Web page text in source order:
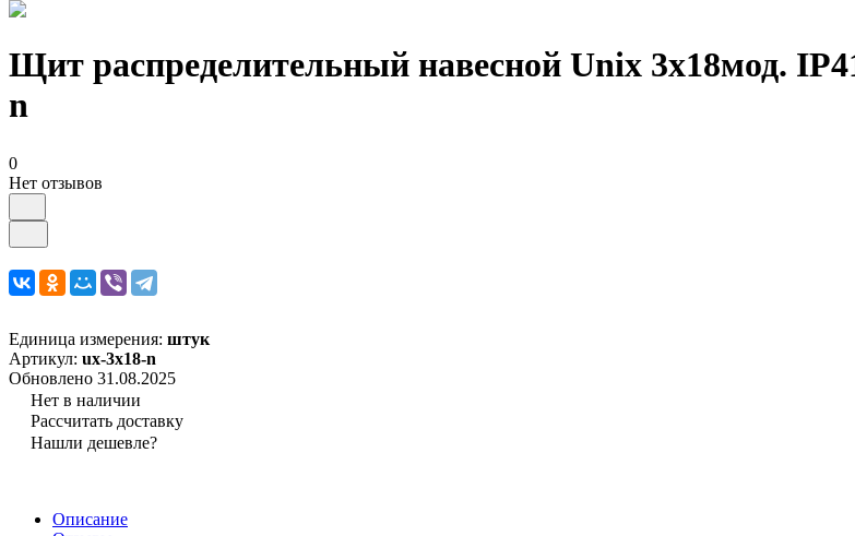
Щит распределительный навесной Unix 3х18мод.
n
0
Нет отзывов
Единица измерения: штук
Артикул: ux-3x18-n
Обновлено 31.08.2025
Нет в наличии
Рассчитать доставку
Нашли дешевле?
Описание